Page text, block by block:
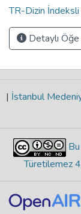
TR-Dizin İndeksli
Detaylı Öğe
| İstanbul
Türetilemez